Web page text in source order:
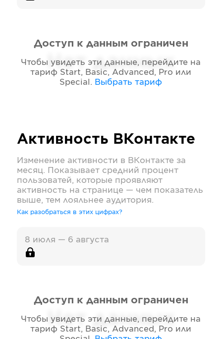
Нет данных
Доступ к данным ограничен
Чтобы увидеть эти данные, перейдите на
тариф Start, Basic, Advanced, Pro или
Special . Выбрать тариф
Активность ВКонтакте
Изменение активности в ВКонтакте за
месяц. Показывает средний процент
пользоватей, которые проявляют
активность на странице — чем показатель
выше, тем лояльнее аудитория.
Как разобраться в этих цифрах?
8 июля — 6 августа
Нет данных
Доступ к данным ограничен
Чтобы увидеть эти данные, перейдите на
тариф Start, Basic, Advanced, Pro или